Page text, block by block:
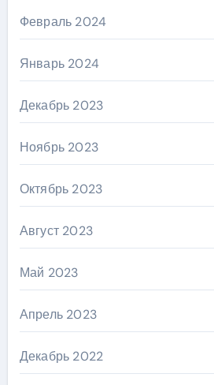
Февраль 2024
Январь 2024
Декабрь 2023
Ноябрь 2023
Октябрь 2023
Август 2023
Май 2023
Апрель 2023
Декабрь 2022